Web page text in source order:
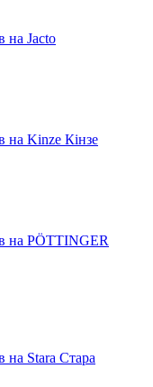
на Jacto
на Kinze Кінзе
на PÖTTINGER
на Stara Стара